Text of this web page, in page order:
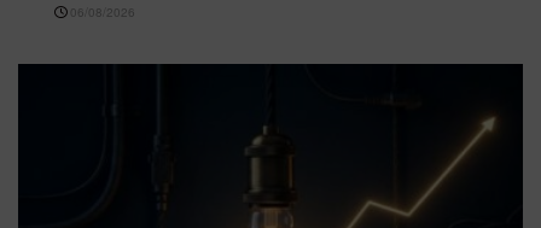
06/08/2026